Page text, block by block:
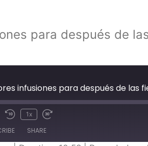
para después de
infusiones para después de las
1x
SHARE